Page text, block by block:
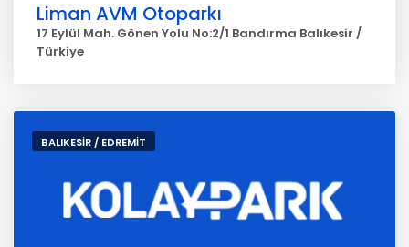
Liman AVM Otoparkı
17 Eylül Mah. Gönen Yolu No:2/1 Bandırma Balıkesir /
Türkiye
BALIKESİR / EDREMİT